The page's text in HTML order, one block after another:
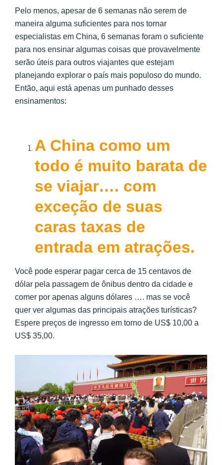
Pelo menos, apesar de 6 semanas não serem de
maneira alguma suficientes para nos tornar
especialistas em China, 6 semanas foram o suficiente
para nos ensinar algumas coisas que provavelmente
serão úteis para outros viajantes que estejam
planejando explorar o país mais populoso do mundo.
Então, aqui está apenas um punhado desses
ensinamentos:
A China como um
todo é muito barata de
se viajar…. com
exceção de suas
caras taxas de
entrada em atrações.
Você pode esperar pagar cerca de 15 centavos de
dólar pela passagem de ônibus dentro da cidade e
comer por apenas alguns dólares …. mas se você
quer ver algumas das principais atrações turísticas?
Espere preços de ingresso em torno de US$ 10,00 a
US$ 35,00.